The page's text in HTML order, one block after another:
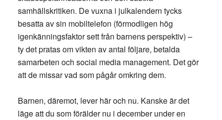
samhällskritiken. De vuxna i julkalendern tycks
besatta av sin mobiltelefon (förmodligen hög
igenkänningsfaktor sett från barnens perspektiv) –
ty det pratas om vikten av antal följare, betalda
samarbeten och social media management. Det gör
att de missar vad som pågår omkring dem.
Barnen, däremot, lever här och nu. Kanske är det
läge att du som förälder nu i december under en